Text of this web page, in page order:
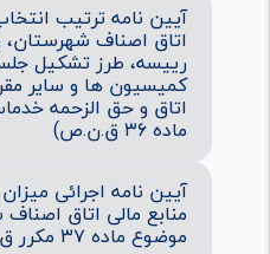
آیین نامه ترتیب
اتاق اصناف
رییسه، طرز
کمیسیون ها و سایر
اتاق و
ماده ۳۶ ق.ن.ص)
آیین نامه اجرائی
منابع مالی اتاق
موضوع ماده ۳۷ مکرر ق.ن.ص)